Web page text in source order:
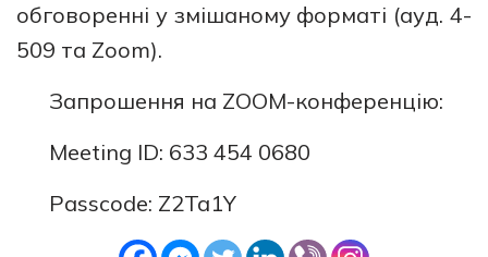
обговоренні у змішаному форматі (ауд. 4-
509 та Zoom).
Запрошення на ZOOM-конференцію:
Meeting ID: 633 454 0680
Passcode: Z2Ta1Y